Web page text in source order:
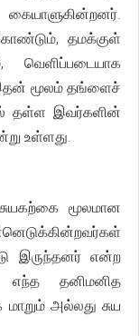
தமக்குள்
வெளிப்படையாக
மூலம் தங்ளைச்
தள்ள இவர்களின்
உள்ளது.
மூலமான
இருந்தனர் என்ற
எந்த தனிமனித
அல்லது சுய